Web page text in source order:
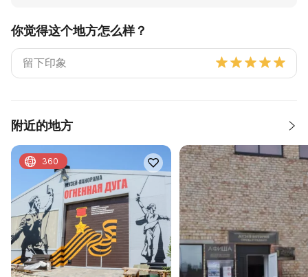
你觉得这个地方怎么样？
附近的地方
360